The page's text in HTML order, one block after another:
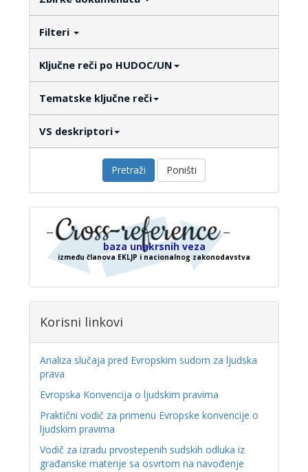
Filteri
Ključne reči po HUDOC/UN
Tematske ključne reči
VS deskriptori
Pretraži Poništi
baza unakrsnih veza
između članova EKLJP i nacionalnog zakonodavstva
Korisni linkovi
Analiza slučaja pred Evropskim sudom za ljudska
prava
Evropska Konvencija o ljudskim pravima
Praktični vodič za primenu Evropske konvencije o
ljudskim pravima
Vodič za izradu prvostepenih sudskih odluka iz
građanske materije sa osvrtom na navođenje